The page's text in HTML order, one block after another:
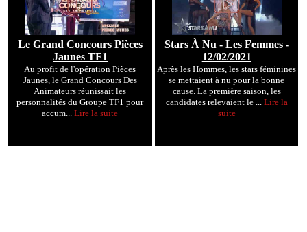
Le Grand Concours Pièces
Jaunes TF1
Au profit de l'opération Pièces
Jaunes, le Grand Concours Des
Animateurs réunissait les
personnalités du Groupe TF1 pour
accum...Lire la suite
Stars À Nu - Les Femmes -
12/02/2021
Après les Hommes, les stars féminines
se mettaient à nu pour la bonne
cause. La première saison, les
candidates relevaient le ... Lire la
suite